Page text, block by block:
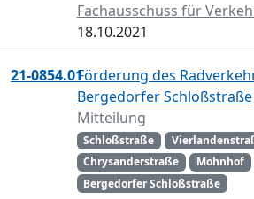
Fachausschuss für
18.10.2021
21-0854.01Förderung des
Bergedorfer Schloßstraße
Mitteilung
Schloßstraße
Chrysanderstraße
Mohnhof
Bergedorfer Schloßstraße